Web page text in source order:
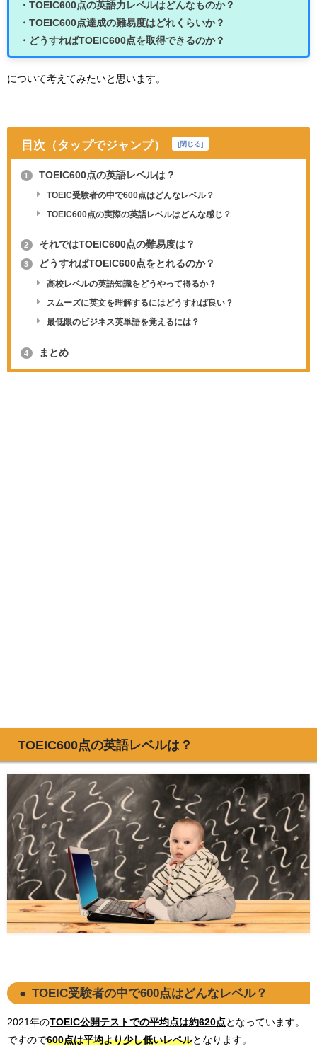
・TOEIC600点の英語力レベルはどんなものか？
・TOEIC600点達成の難易度はどれくらいか？
・どうすればTOEIC600点を取得できるのか？
について考えてみたいと思います。
目次（タップでジャンプ） [閉じる]
1 TOEIC600点の英語レベルは？
TOEIC受験者の中で600点はどんなレベル？
TOEIC600点の実際の英語レベルはどんな感じ？
2 それではTOEIC600点の難易度は？
3 どうすればTOEIC600点をとれるのか？
高校レベルの英語知識をどうやって得るか？
スムーズに英文を理解するにはどうすれば良い？
最低限のビジネス英単語を覚えるには？
4 まとめ
TOEIC600点の英語レベルは？
TOEIC受験者の中で600点はどんなレベル？
2021年のTOEIC公開テストでの平均点は約620点となっています。
ですので600点は平均より少し低いレベルとなります。